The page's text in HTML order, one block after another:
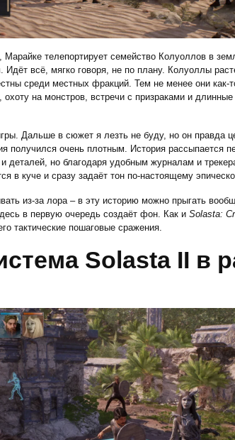
телепортирует семейство Колуоллов в
Идёт всё, мягко говоря, не по плану. Колуоллы
среди местных фракций. Тем не менее они как-
на монстров, встречи с призраками и
Дальше в сюжет я лезть не буду, но он правда
получился очень плотным. История рассыпается
деталей, но благодаря удобным журналам и
в куче и сразу задаёт тон по-настоящему
из-за лора – в эту историю можно прыгать
в первую очередь создаёт фон. Как и Solasta:
тактические пошаговые сражения.
Solasta II в